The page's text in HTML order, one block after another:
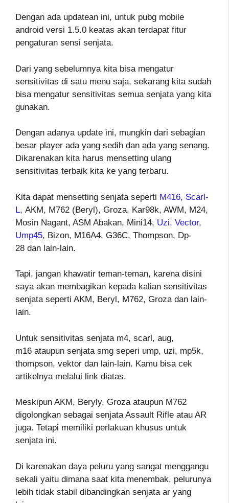
Dengan ada updatean ini, untuk pubg mobile
android versi 1.5.0 keatas akan terdapat fitur
pengaturan sensi senjata.
Dari yang sebelumnya kita bisa mengatur
sensitivitas di satu menu saja, sekarang kita sudah
bisa mengatur sensitivitas semua senjata yang kita
gunakan.
Dengan adanya update ini, mungkin dari sebagian
besar player ada yang sedih dan ada yang senang.
Dikarenakan kita harus mensetting ulang
sensitivitas terbaik kita ke yang terbaru.
Kita dapat mensetting senjata seperti M416, Scarl-
L, AKM, M762 (Beryl), Groza, Kar98k, AWM, M24,
Mosin Nagant, ASM Abakan, Mini14, Uzi, Vector,
Ump45, Bizon, M16A4, G36C, Thompson, Dp-
28 dan lain-lain.
Tapi, jangan khawatir teman-teman, karena disini
saya akan membagikan kepada kalian sensitivitas
senjata seperti AKM, Beryl, M762, Groza dan lain-
lain.
Untuk sensitivitas senjata m4, scarl, aug,
m16 ataupun senjata smg seperi ump, uzi, mp5k,
thompson, vektor dan lain-lain. Kamu bisa cek
artikelnya melalui link diatas.
Meskipun AKM, Beryly, Groza ataupun M762
digolongkan sebagai senjata Assault Rifle atau AR
juga. Tetapi memiliki perlakuan khusus untuk
senjata ini.
Di karenakan daya peluru yang sangat menggangu
sekali yaitu dimana saat kita menembak, pelurunya
lebih tidak stabil dibandingkan senjata ar yang